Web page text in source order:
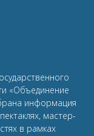
«Объединение
информация
мастер-
в рамках